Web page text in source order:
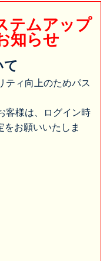
テムアップ
知らせ
ティ向上のためパス
客様は、ログイン時
お願いいたしま